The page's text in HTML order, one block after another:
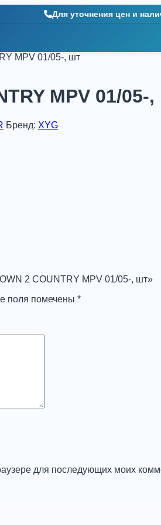
Для уточнения цен и
MPV 01/05-, шт
MPV 01/05-
Бренд: XYG
2 COUNTRY MPV 01/05-, шт»
поля помечены *
для последующих моих